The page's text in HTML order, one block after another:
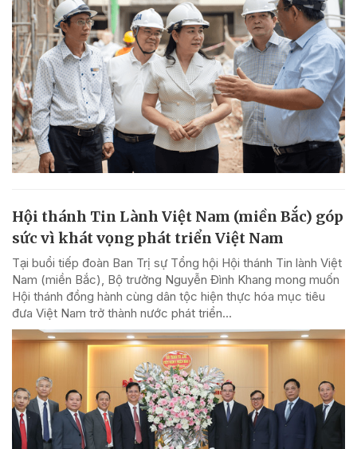
Hội thánh Tin Lành Việt Nam (miền Bắc) góp
sức vì khát vọng phát triển Việt Nam
Tại buổi tiếp đoàn Ban Trị sự Tổng hội Hội thánh Tin lành Việt
Nam (miền Bắc), Bộ trưởng Nguyễn Đình Khang mong muốn
Hội thánh đồng hành cùng dân tộc hiện thực hóa mục tiêu
đưa Việt Nam trở thành nước phát triển...